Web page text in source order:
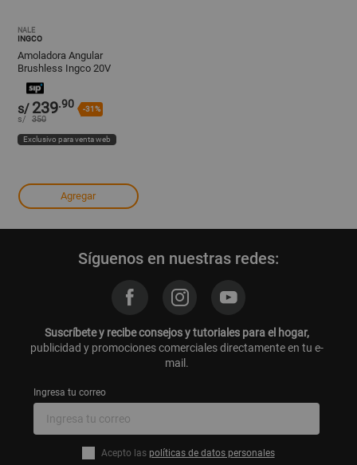
NALE
INGCO
Amoladora Angular
Brushless Ingco 20V
900W 4 1/2'' 115MM +
Batería 4.0AH + Cargador
CAGLI261521
s/ 239.90 -31%
s/ 350
Exclusivo para venta web
Agregar
Síguenos en nuestras redes:
Suscríbete y recibe consejos y tutoriales para el hogar,
publicidad y promociones comerciales directamente en tu e-
mail.
Ingresa tu correo
Acepto las políticas de datos personales